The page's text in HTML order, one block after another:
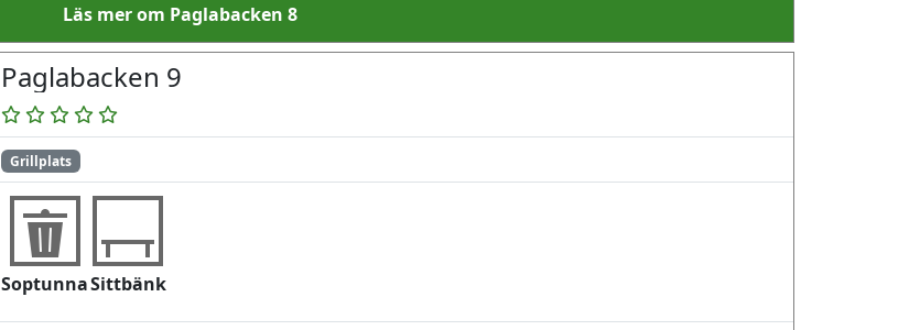
Läs mer om Paglabacken 8
Paglabacken 9
Grillplats
SoptunnaSittbänk